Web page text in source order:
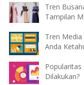
Tren
Tampilan
Tren
Anda
Popularitas
Dilakukan?